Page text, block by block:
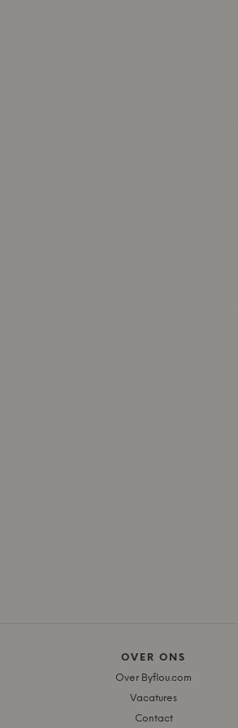
OVER ONS
Over Byflou.com
Vacatures
Contact